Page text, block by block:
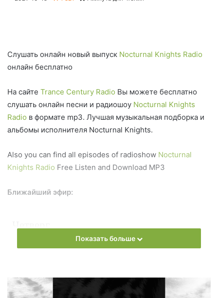
Слушать онлайн новый выпуск Nocturnal Knights Radio
онлайн бесплатно
На сайте Trance Century Radio Вы можете бесплатно
слушать онлайн песни и радиошоу Nocturnal Knights
Radio в формате mp3. Лучшая музыкальная подборка и
альбомы исполнителя Nocturnal Knights.
Also you can find all episodes of radioshow Nocturnal
Knights Radio Free Listen and Download MP3
Ближайший эфир:
Четверг
Nocturnal Knights Radio
Показать больше